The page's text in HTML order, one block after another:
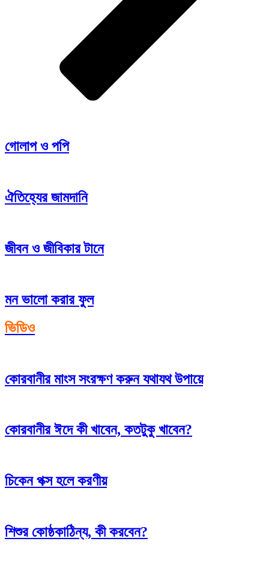
গোলাপ ও পপি
ঐতিহ্যের জামদানি
জীবন ও জীবিকার টানে
মন ভালো করার ফুল
ভিডিও
কোরবানীর মাংস সংরক্ষণ করুন যথাযথ উপায়ে
কোরবানীর ঈদে কী খাবেন, কতটুকু খাবেন?
চিকেন পক্স হলে করণীয়
শিশুর কোষ্ঠকাঠিন্য, কী করবেন?